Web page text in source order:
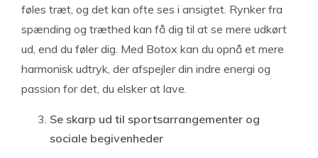
føles træt, og det kan ofte ses i ansigtet. Rynker fra
spænding og træthed kan få dig til at se mere udkørt
ud, end du føler dig. Med Botox kan du opnå et mere
harmonisk udtryk, der afspejler din indre energi og
passion for det, du elsker at lave.
Se skarp ud til sportsarrangementer og
sociale begivenheder